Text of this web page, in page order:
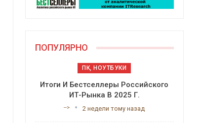
ПОПУЛЯРНО
ПК, НОУТБУКИ
Итоги И Бестселлеры Российского
ИТ-Рынка В 2025 Г.
--> 2 недели тому назад